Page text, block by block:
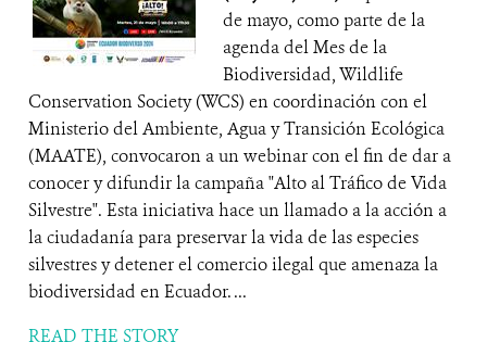
de mayo, como parte de la
agenda del Mes de la
Biodiversidad, Wildlife
Conservation Society (WCS) en coordinación con el
Ministerio del Ambiente, Agua y Transición Ecológica
(MAATE), convocaron a un webinar con el fin de dar a
conocer y difundir la campaña "Alto al Tráfico de Vida
Silvestre". Esta iniciativa hace un llamado a la acción a
la ciudadanía para preservar la vida de las especies
silvestres y detener el comercio ilegal que amenaza la
biodiversidad en Ecuador. ...
READ THE STORY